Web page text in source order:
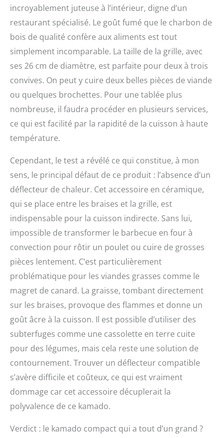
incroyablement juteuse à l’intérieur, digne d’un
restaurant spécialisé. Le goût fumé que le charbon de
bois de qualité confère aux aliments est tout
simplement incomparable. La taille de la grille, avec
ses 26 cm de diamètre, est parfaite pour deux à trois
convives. On peut y cuire deux belles pièces de viande
ou quelques brochettes. Pour une tablée plus
nombreuse, il faudra procéder en plusieurs services,
ce qui est facilité par la rapidité de la cuisson à haute
température.
Cependant, le test a révélé ce qui constitue, à mon
sens, le principal défaut de ce produit : l’absence d’un
déflecteur de chaleur. Cet accessoire en céramique,
qui se place entre les braises et la grille, est
indispensable pour la cuisson indirecte. Sans lui,
impossible de transformer le barbecue en four à
convection pour rôtir un poulet ou cuire de grosses
pièces lentement. C’est particulièrement
problématique pour les viandes grasses comme le
magret de canard. La graisse, tombant directement
sur les braises, provoque des flammes et donne un
goût âcre à la cuisson. Il est possible d’utiliser des
subterfuges comme une cassolette en terre cuite
pour des légumes, mais cela reste une solution de
contournement. Trouver un déflecteur compatible
s’avère difficile et coûteux, ce qui est vraiment
dommage car cet accessoire décuplerait la
polyvalence de ce kamado.
Verdict : le kamado compact qui a tout d’un grand ?